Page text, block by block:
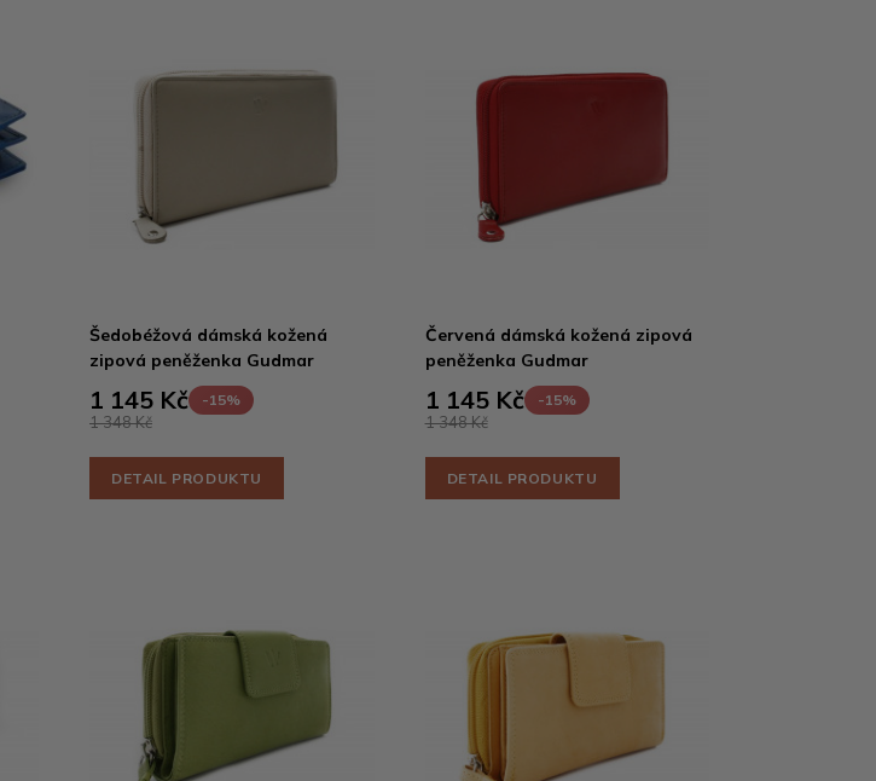
Šedobéžová dámská kožená
zipová peněženka Gudmar
1 145 Kč -15%
1 348 Kč
DETAIL PRODUKTU
Červená dámská kožená zipová
peněženka Gudmar
1 145 Kč -15%
1 348 Kč
DETAIL PRODUKTU